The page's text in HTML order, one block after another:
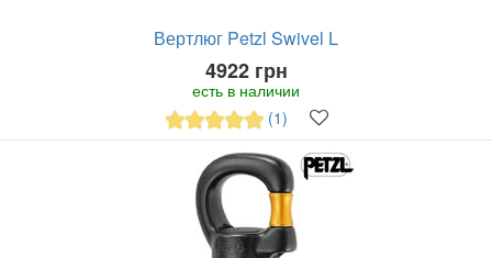
Вертлюг Petzl Swivel L
4922 грн
есть в наличии
(1)